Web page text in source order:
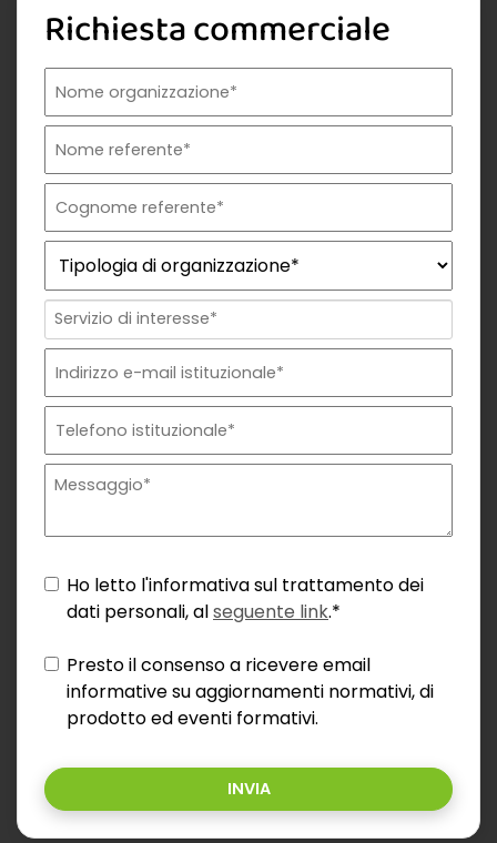
Richiesta commerciale
Nome organizzazione
Nome referente
Cognome referente
Tipologia di organizzazione
Prodotto di interesse
Indirizzo email istituzionale*
Telefono istituzionale
Messaggio
Ho letto l'informativa sul trattamento dei
dati personali, alseguente link.*
Presto il consenso a ricevere email
informative su aggiornamenti normativi, di
prodotto ed eventi formativi.
INVIA